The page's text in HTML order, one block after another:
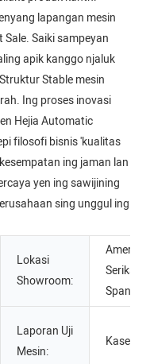
lapangan mesin
Saiki sampeyan
apik kanggo njaluk
Stable mesin
Ing proses inovasi
Hejia Automatic
filosofi bisnis 'kualitas
ing jaman lan
yen ing sawijining
sing unggul ing
Lokasi
Showroom:
Amerika
Serikat,
Spanyol
Laporan Uji
Mesin: